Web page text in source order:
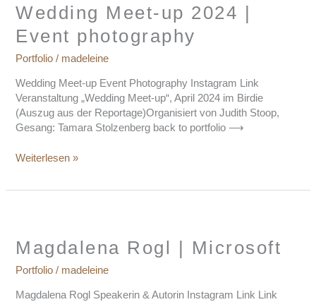
Wedding Meet-up 2024 |
Event photography
Portfolio / madeleine
Wedding Meet-up Event Photography Instagram Link
Veranstaltung „Wedding Meet-up“, April 2024 im Birdie
(Auszug aus der Reportage)Organisiert von Judith Stoop,
Gesang: Tamara Stolzenberg back to portfolio ⟶
up
2024
Weiterlesen »
Magdalena Rogl | Microsoft
Portfolio / madeleine
Magdalena Rogl Speakerin & Autorin Instagram Link Link
|
Microsoft